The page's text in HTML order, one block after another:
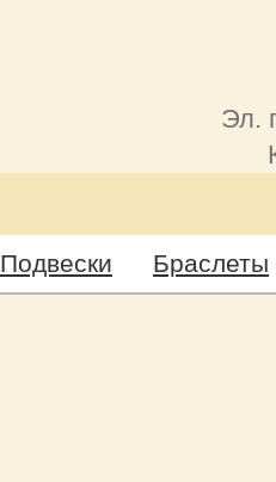
Эл.
Подвески Браслеты